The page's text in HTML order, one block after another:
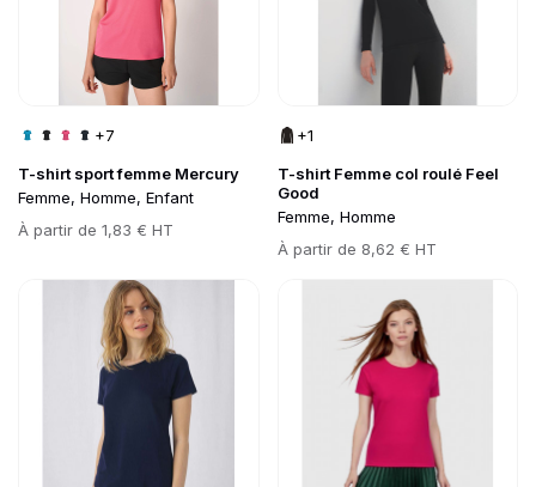
T-shirt sport femme Mercury
Femme, Homme, Enfant
Prix
À partir de 1,83 € HT
+7
T-shirt Femme col roulé Feel
Good
Femme, Homme
Prix
À partir de 8,62 € HT
+1
Go to product page Go to product page